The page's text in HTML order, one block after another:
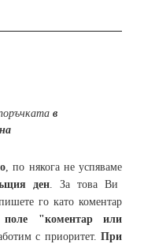
в
, по някога не успяваме
ден. За това Ви
го като коментар
"коментар или
с приоритет. При